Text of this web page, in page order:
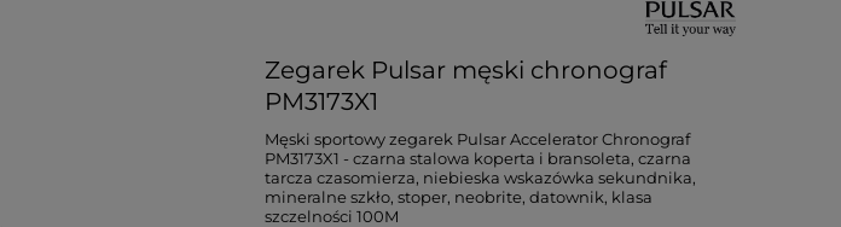
Zegarek Pulsar męski chronograf
PM3173X1
Męski sportowy zegarek Pulsar Accelerator Chronograf
PM3173X1 - czarna stalowa koperta i bransoleta, czarna
tarcza czasomierza, niebieska wskazówka sekundnika,
mineralne szkło, stoper, neobrite, datownik, klasa
szczelności 100M